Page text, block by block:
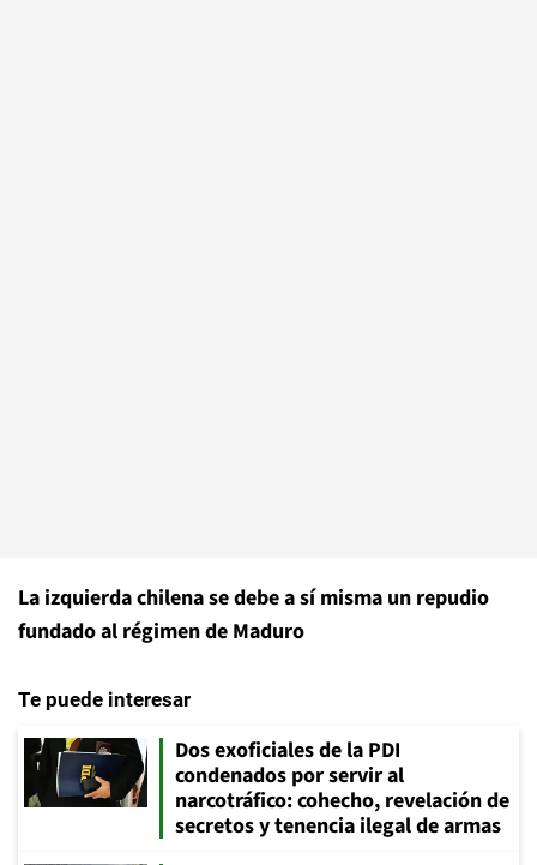
La izquierda chilena se debe a sí misma un repudio
fundado al régimen de Maduro
Te puede interesar
Dos exoficiales de la PDI
condenados por servir al
narcotráfico: cohecho, revelación de
secretos y tenencia ilegal de armas